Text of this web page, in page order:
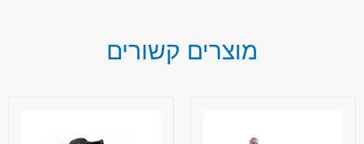
מוצרים קשורים